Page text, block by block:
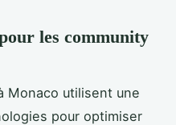
les community
Monaco utilisent une
pour optimiser